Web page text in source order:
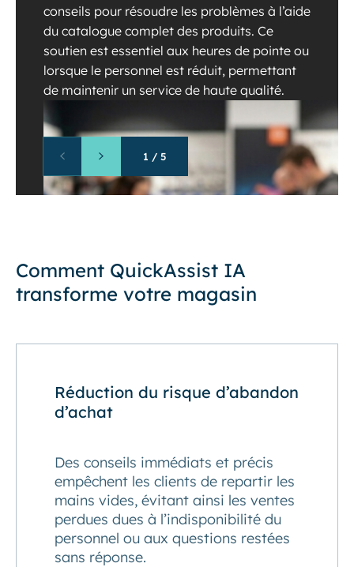
conseils pour résoudre les problèmes à l’aide
du catalogue complet des produits. Ce
soutien est essentiel aux heures de pointe ou
lorsque le personnel est réduit, permettant
de maintenir un service de haute qualité.
1 / 5
Comment QuickAssist IA
transforme votre magasin
Réduction du risque d’abandon
d’achat
Des conseils immédiats et précis
empêchent les clients de repartir les
mains vides, évitant ainsi les ventes
perdues dues à l’indisponibilité du
personnel ou aux questions restées
sans réponse.